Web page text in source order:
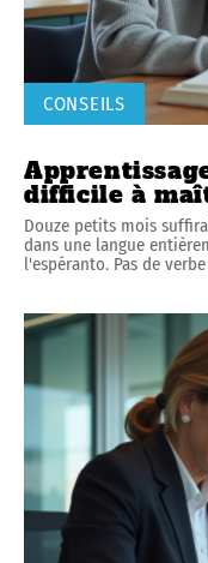
CONSEILS
difficile à
Douze petits mois
dans une langue
l'espéranto. Pas de